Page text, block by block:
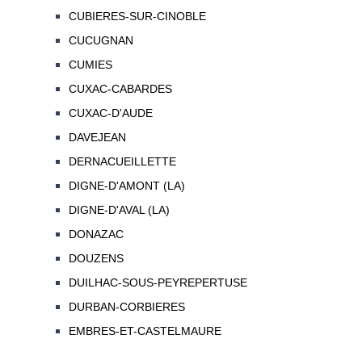
CUBIERES-SUR-CINOBLE
CUCUGNAN
CUMIES
CUXAC-CABARDES
CUXAC-D'AUDE
DAVEJEAN
DERNACUEILLETTE
DIGNE-D'AMONT (LA)
DIGNE-D'AVAL (LA)
DONAZAC
DOUZENS
DUILHAC-SOUS-PEYREPERTUSE
DURBAN-CORBIERES
EMBRES-ET-CASTELMAURE